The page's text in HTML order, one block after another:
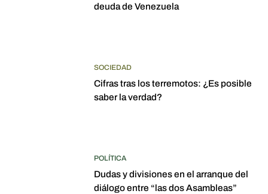
deuda de Venezuela
SOCIEDAD
Cifras tras los terremotos: ¿Es posible
saber la verdad?
POLÍTICA
Dudas y divisiones en el arranque del
diálogo entre “las dos Asambleas”